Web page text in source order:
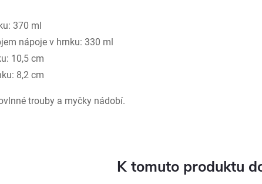
370 ml
nápoje v hrnku: 330 ml
10,5 cm
8,2 cm
trouby a myčky nádobí.
K tomuto produktu